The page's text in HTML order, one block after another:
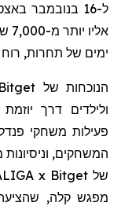
ל-16 בנובמבר
ימים של תחרות, רוח
הנוכחות של Bitget
ולילדים דרך יוזמת
פעילות משחקי
המשחקים, וניסיונות
מפגש קלה, שהציעה